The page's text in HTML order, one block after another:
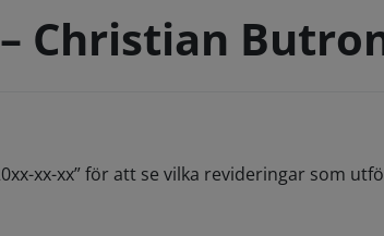
Christian
xx-xx” för att se vilka revideringar som